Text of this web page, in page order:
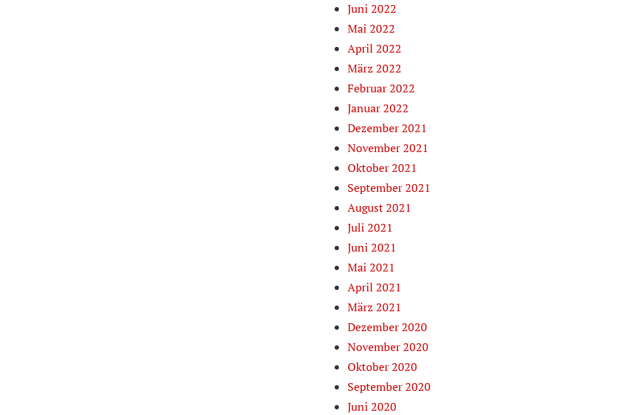
Juni 2022
Mai 2022
April 2022
März 2022
Februar 2022
Januar 2022
Dezember 2021
November 2021
Oktober 2021
September 2021
August 2021
Juli 2021
Juni 2021
Mai 2021
April 2021
März 2021
Dezember 2020
November 2020
Oktober 2020
September 2020
Juni 2020